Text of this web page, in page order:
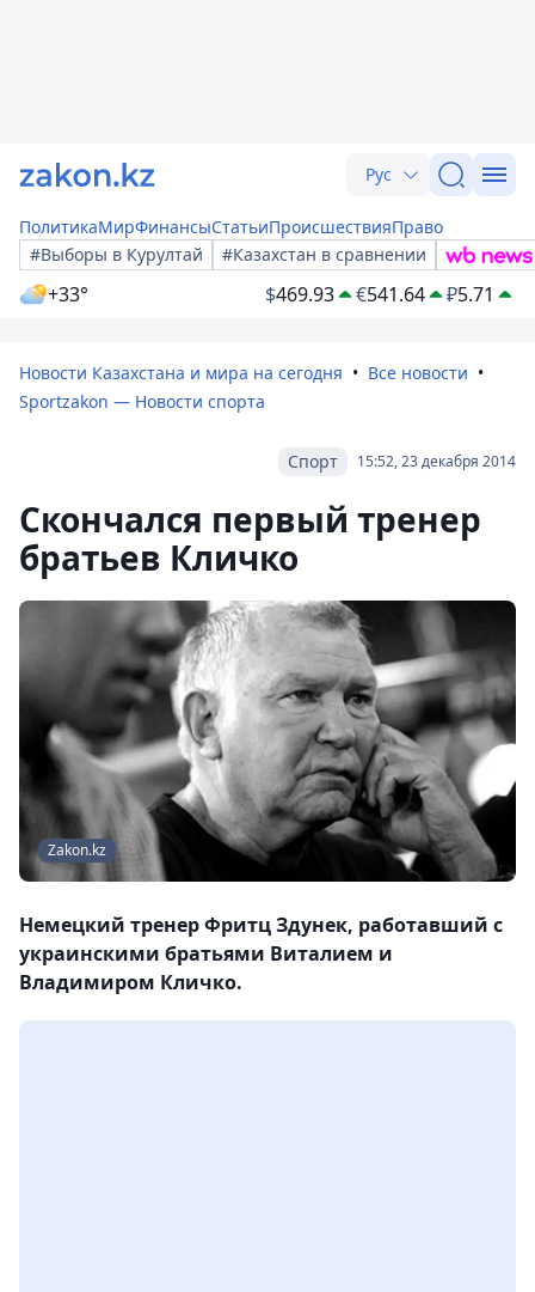
Рус
ПолитикаМирФинансыСтатьиПроисшествияПраво
#Выборы в Курултай
#Казахстан в сравнении
+33° $469.93 €541.64 ₽5.71
Новости Казахстана и мира на сегодня
Все новости
Sportzakon — Новости спорта
15:52, 23 декабря 2014
Спорт
Скончался первый тренер
братьев Кличко
Zakon.kz
Немецкий тренер Фритц Здунек, работавший с
украинскими братьями Виталием и
Владимиром Кличко.